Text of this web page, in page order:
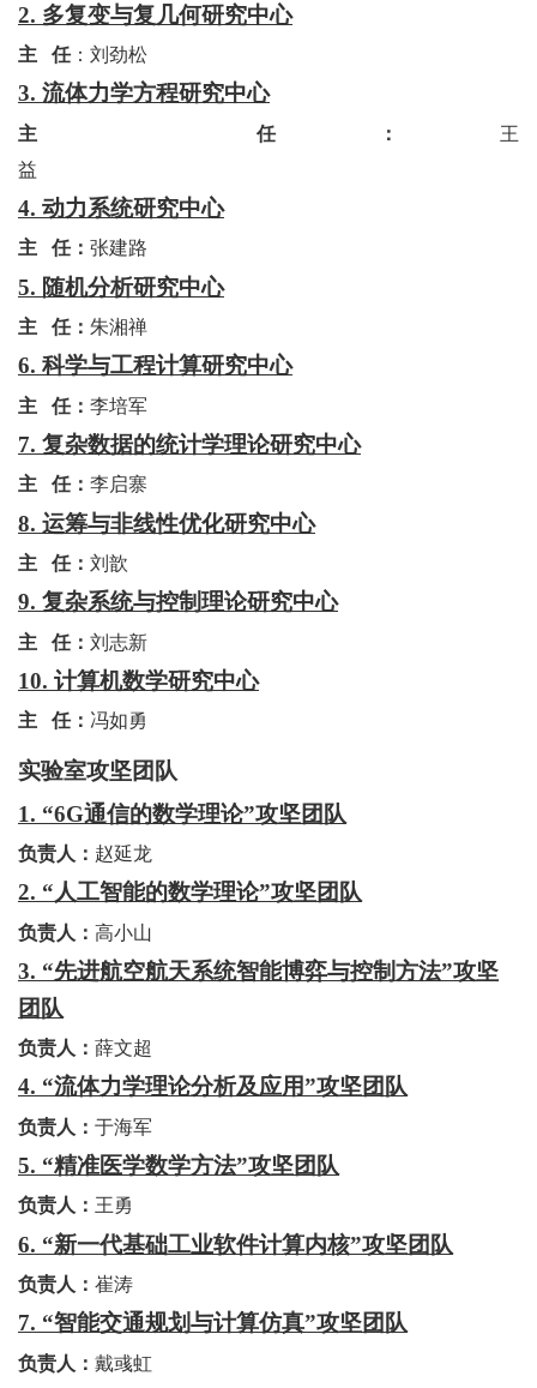
2. 多复变与复几何研究中心
主 任：刘劲松
3. 流体力学方程研究中心
主 任： 王
益
4. 动力系统研究中心
主 任： 张建路
5. 随机分析研究中心
主 任： 朱湘禅
6. 科学与工程计算研究中心
主 任： 李培军
7. 复杂数据的统计学理论研究中心
主 任： 李启寨
8. 运筹与非线性优化研究中心
主 任： 刘歆
9. 复杂系统与控制理论研究中心
主 任： 刘志新
10. 计算机数学研究中心
主 任： 冯如勇
实验室攻坚团队
1. “6G通信的数学理论”攻坚团队
负责人： 赵延龙
2. “人工智能的数学理论”攻坚团队
负责人： 高小山
3. “先进航空航天系统智能博弈与控制方法”攻坚
团队
负责人： 薛文超
4. “流体力学理论分析及应用”攻坚团队
负责人： 于海军
5. “精准医学数学方法”攻坚团队
负责人： 王勇
6. “新一代基础工业软件计算内核”攻坚团队
负责人： 崔涛
7. “智能交通规划与计算仿真”攻坚团队
负责人： 戴彧虹